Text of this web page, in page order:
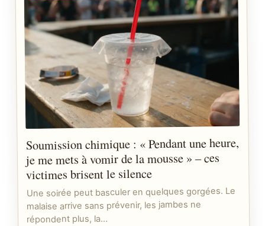
Soumission chimique : « Pendant une heure,
je me mets à vomir de la mousse » – ces
victimes brisent le silence
Une soirée peut basculer en quelques gorgées. Le
malaise arrive sans prévenir, les jambes ne
répondent plus, la…